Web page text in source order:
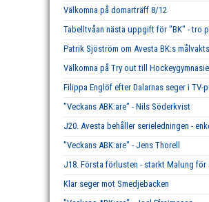
Välkomna på domarträff 8/12
Tabelltvåan nästa uppgift för "BK" - tro
Patrik Sjöström om Avesta BK:s
Välkomna på Try out till
Filippa Englöf efter Dalarnas seger i TV-
"Veckans ABK:are" - Nils Söderkvist
J20. Avesta behåller serieledningen -
"Veckans ABK:are" - Jens Thorell
J18. Första förlusten - starkt Malung för
Klar seger mot Smedjebacken